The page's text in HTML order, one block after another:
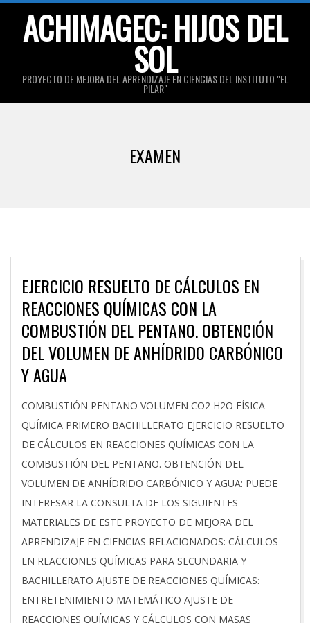
ACHIMAGEC: HIJOS DEL
SOL
PROYECTO DE MEJORA DEL APRENDIZAJE EN CIENCIAS DEL INSTITUTO "EL
PILAR"
EXAMEN
EJERCICIO RESUELTO DE CÁLCULOS EN
REACCIONES QUÍMICAS CON LA
COMBUSTIÓN DEL PENTANO. OBTENCIÓN
DEL VOLUMEN DE ANHÍDRIDO CARBÓNICO
Y AGUA
2026-
03-
09
COMBUSTIÓN PENTANO VOLUMEN CO2 H2O FÍSICA
QUÍMICA PRIMERO BACHILLERATO EJERCICIO RESUELTO
DE CÁLCULOS EN REACCIONES QUÍMICAS CON LA
COMBUSTIÓN DEL PENTANO. OBTENCIÓN DEL
VOLUMEN DE ANHÍDRIDO CARBÓNICO Y AGUA: PUEDE
INTERESAR LA CONSULTA DE LOS SIGUIENTES
MATERIALES DE ESTE PROYECTO DE MEJORA DEL
APRENDIZAJE EN CIENCIAS RELACIONADOS: CÁLCULOS
EN REACCIONES QUÍMICAS PARA SECUNDARIA Y
BACHILLERATO AJUSTE DE REACCIONES QUÍMICAS:
ENTRETENIMIENTO MATEMÁTICO AJUSTE DE
REACCIONES QUÍMICAS Y CÁLCULOS CON MASAS